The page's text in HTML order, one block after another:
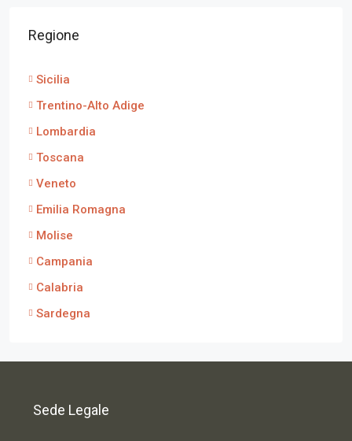
Regione
Sicilia
Trentino-Alto Adige
Lombardia
Toscana
Veneto
Emilia Romagna
Molise
Campania
Calabria
Sardegna
Sede Legale